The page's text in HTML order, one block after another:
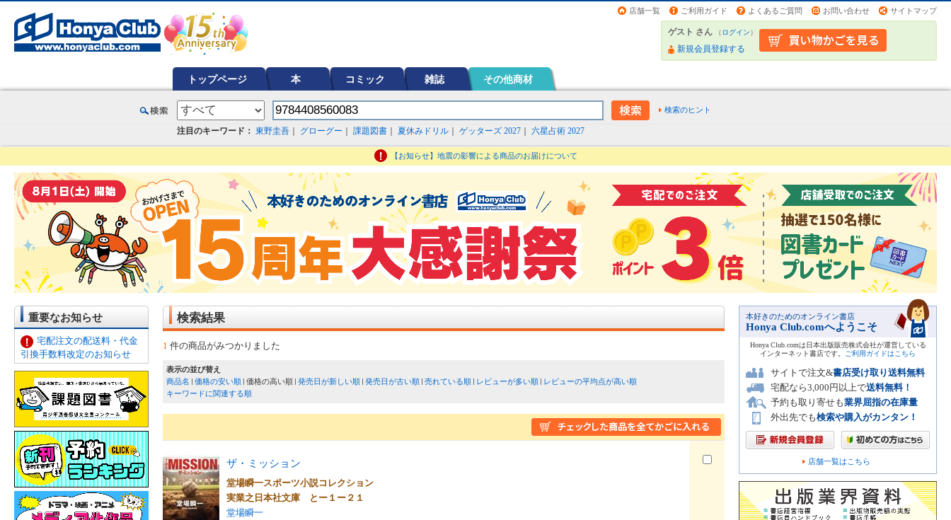
店舗一覧 ご利用ガイド よくあるご質問 お問い合わせ サイトマップ
ゲスト さん （ログイン）
新規会員登録する
トップページ 本 コミック 雑誌 その他商材
検索のヒント
注目のキーワード： 東野圭吾 グローグー 課題図書 夏休みドリル ゲッターズ 2027 六星占術 2027
【お知らせ】地震の影響による商品のお届けについて
重要なお知らせ
宅配注文の配送料・代金
引換手数料改定のお知らせ
検索結果
1 件の商品がみつかりました
表示の並び替え
商品名
価格の安い順 価格の高い順 発売日が新しい順 発売日が古い順 売れている順 レビューが多い順
レビューの平均点が高い順
キーワードに関連する順
ザ・ミッション
堂場瞬一スポーツ小説コレクション
実業之日本社文庫 とー１ー２１
堂場瞬一
本好きのためのオンライン書店
Honya Club.comへようこそ
Honya Club.comは日本出版販売株式会社が運営している
インターネット書店です。
ご利用ガイドはこちら
サイトで注文&書店受け取り送料無料
宅配なら3,000円以上で送料無料！
予約も取り寄せも業界屈指の在庫量
外出先でも検索や購入がカンタン！
店舗一覧はこちら